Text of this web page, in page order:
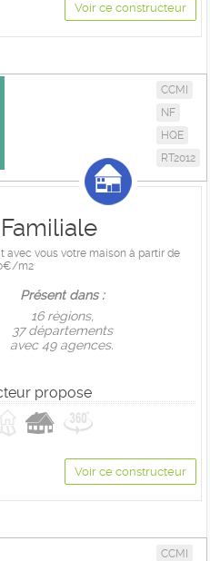
Voir ce constructeur
CCMI
NF
HQE
RT2012
avec vous votre maison à partir de
m2
Présent dans :
16 règions,
37 départements
avec 49 agences.
propose
Voir ce constructeur
CCMI